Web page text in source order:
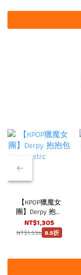
【KPOP獵魔女
團】Derpy 抱抱
包 strc
NT$1,305
NT$1,536 8.5折